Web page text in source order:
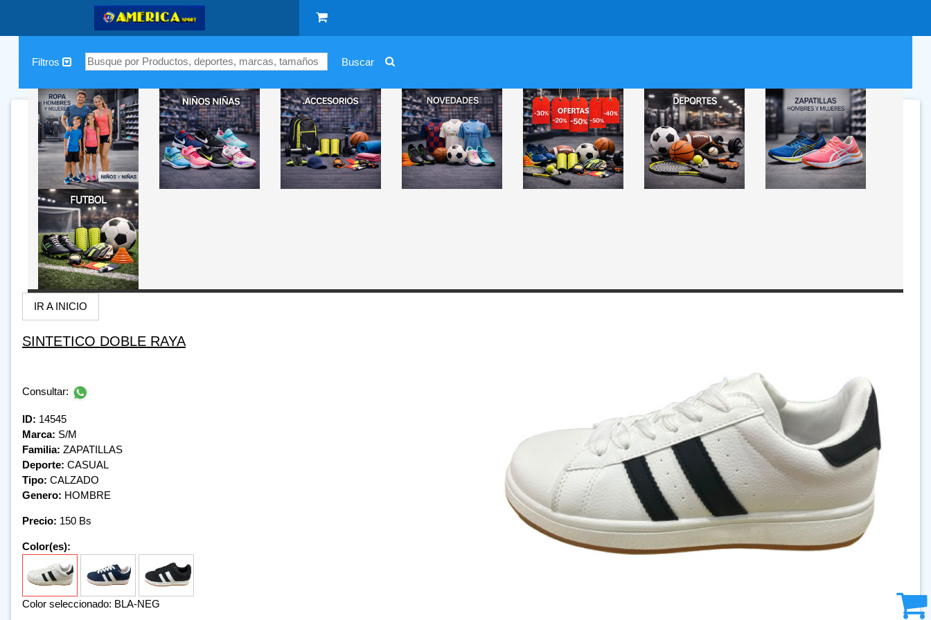
Filtros
IR A INICIO
SINTETICO DOBLE RAYA
Consultar:
ID: 14545
Marca: S/M
Familia: ZAPATILLAS
Deporte: CASUAL
Tipo: CALZADO
Genero: HOMBRE
Precio: 150 Bs
Color(es):
Color seleccionado: BLA-NEG